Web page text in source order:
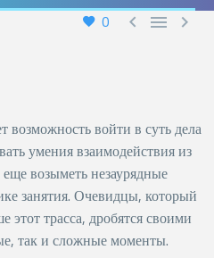
0
  
возможность войти в суть дела
умения взаимодействия из
возыметь незаурядные
занятия. Очевидцы, который
этот трасса, дробятся своими
так и сложные моменты.